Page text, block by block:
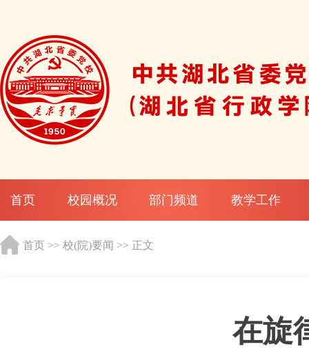
首页 校园概况 部门频道 教学工作
首页 >> 校(院)要闻 >> 正文
在旋